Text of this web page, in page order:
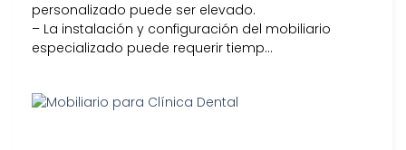
personalizado puede ser elevado.
– La instalación y configuración del mobiliario
especializado puede requerir tiemp…